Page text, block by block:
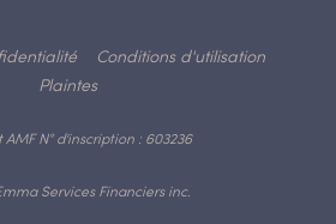
Services Financiers inc.
AMF N° d'inscription : 603236
Conditions d'utilisation
Plaintes